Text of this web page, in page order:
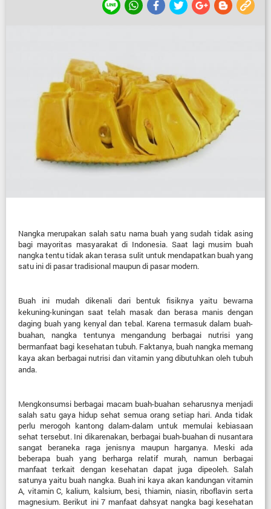
Nangka merupakan salah satu nama buah yang sudah tidak asing
bagi mayoritas masyarakat di Indonesia. Saat lagi musim buah
nangka tentu tidak akan terasa sulit untuk mendapatkan buah yang
satu ini di pasar tradisional maupun di pasar modern.
Buah ini mudah dikenali dari bentuk fisiknya yaitu bewarna
kekuning-kuningan saat telah masak dan berasa manis dengan
daging buah yang kenyal dan tebal. Karena termasuk dalam buah-
buahan, nangka tentunya mengandung berbagai nutrisi yang
bermanfaat bagi kesehatan tubuh. Faktanya, buah nangka memang
kaya akan berbagai nutrisi dan vitamin yang dibutuhkan oleh tubuh
anda.
Mengkonsumsi berbagai macam buah-buahan seharusnya menjadi
salah satu gaya hidup sehat semua orang setiap hari. Anda tidak
perlu merogoh kantong dalam-dalam untuk memulai kebiasaan
sehat tersebut. Ini dikarenakan, berbagai buah-buahan di nusantara
sangat beraneka raga jenisnya maupun harganya. Meski ada
beberapa buah yang berharga relatif murah, namun berbagai
manfaat terkait dengan kesehatan dapat juga dipeoleh. Salah
satunya yaitu buah nangka. Buah ini kaya akan kandungan vitamin
A, vitamin C, kalium, kalsium, besi, thiamin, niasin, riboflavin serta
magnesium. Berikut ini 7 manfaat dahsyat nangka bagi kesehatan